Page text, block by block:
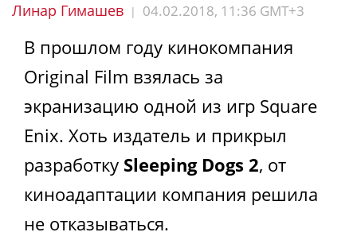
Линар Гимашев | 04.02.2018, 11:36 GMT+3
В прошлом году кинокомпания
Original Film взялась за
экранизацию одной из игр Square
Enix. Хоть издатель и прикрыл
разработку Sleeping Dogs 2, от
киноадаптации компания решила
не отказываться.